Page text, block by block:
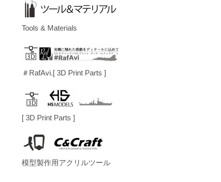
Tools & Materials
＃RafAvi.[ 3D Print Parts ]
[ 3D Print Parts ]
模型製作用アクリルツール